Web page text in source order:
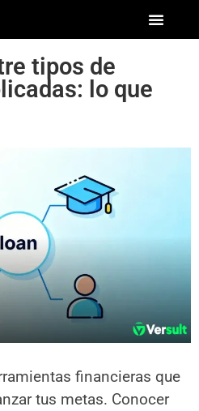
tipos de
lo que
financieras que
tus metas. Conocer